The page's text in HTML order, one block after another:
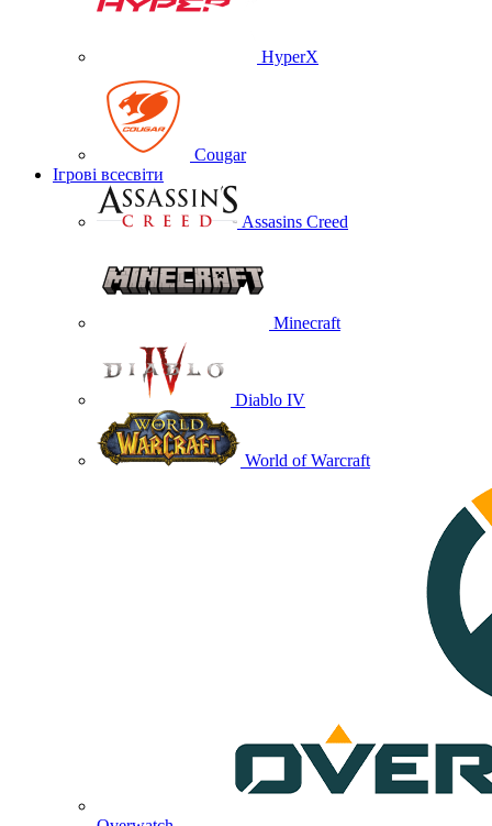
HyperX
Cougar
Ігрові всесвіти
Assasins Creed
Minecraft
Diablo IV
World of Warcraft